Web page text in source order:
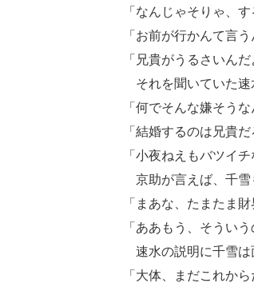
「なんじゃそりゃ、
「お前が行かんて言
「兄貴がうるさいん
それを聞いていた速
「何でそんな嫌そうな
「結婚するのは兄貴
「小夜ねえもバツイ
京助が言えば、千雪
「まあな、たまたま
「ああもう、そうい
速水の説明に千雪は
「大体、まだこれか